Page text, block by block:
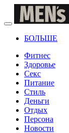
БОЛЬШЕ
Фитнес
Здоровье
Секс
Питание
Стиль
Деньги
Отдых
Персона
Новости